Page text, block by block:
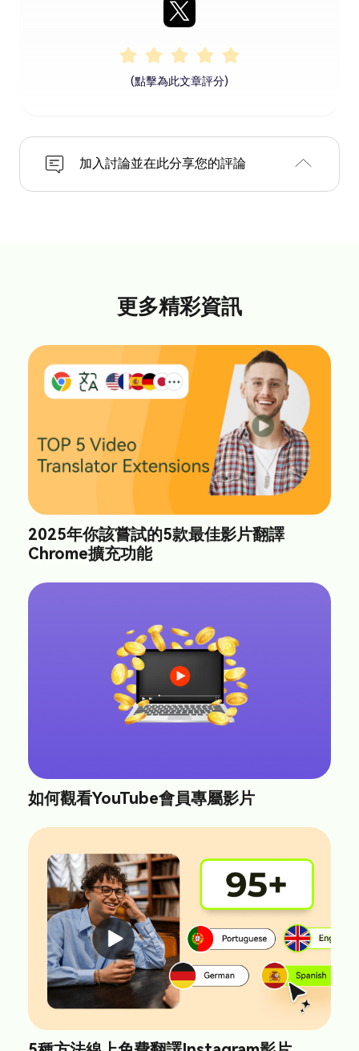
(點擊為此文章評分)
加入討論並在此分享您的評論
更多精彩資訊
2025年你該嘗試的5款最佳影片翻譯
Chrome擴充功能
如何觀看YouTube會員專屬影片